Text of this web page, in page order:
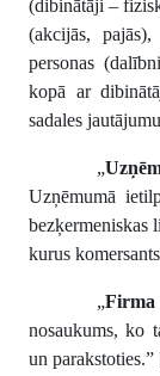
(dibinātāji –
(akcijās,
personas
kopā ar
sadales
„
Uzņēmumā
bezķermeniskas
kurus
„Firma
nosaukums, ko
un